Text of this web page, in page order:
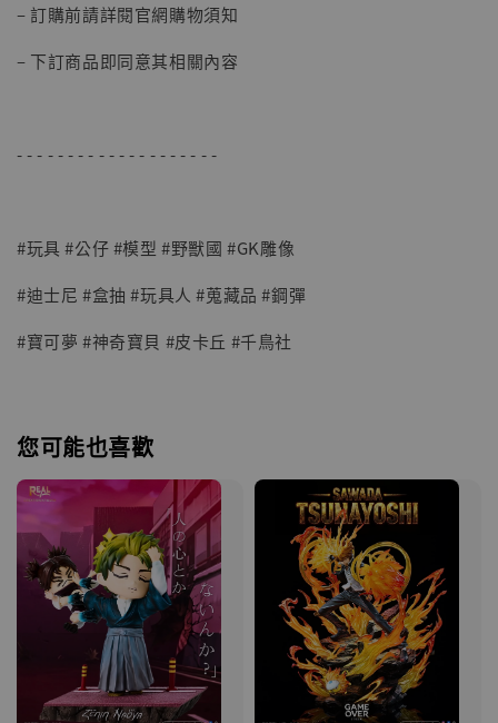
子彈飛 鵝城縣長 張麻子 [BK01]
NT$ 4,980
– 訂購前請詳閱官網購物須知
– 下訂商品即同意其相關內容
- - - - - - - - - - - - - - - - - - - -
#玩具 #公仔 #模型 #野獸國 #GK雕像
#迪士尼 #盒抽 #玩具人 #蒐藏品 #鋼彈
#寶可夢 #神奇寶貝 #皮卡丘 #千鳥社
您可能也喜歡